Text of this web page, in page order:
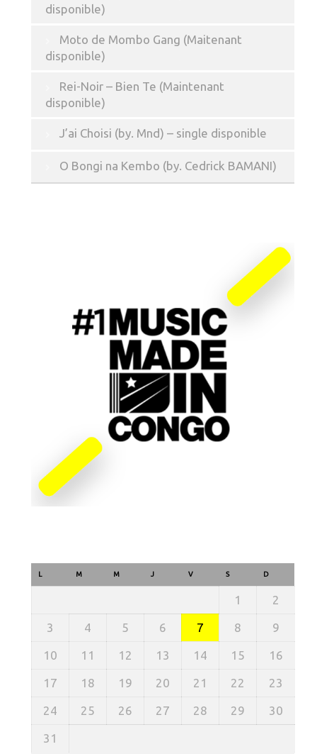
disponible)
Moto de Mombo Gang (Maitenant
disponible)
Rei-Noir – Bien Te (Maintenant
disponible)
J’ai Choisi (by. Mnd) – single disponible
O Bongi na Kembo (by. Cedrick BAMANI)
L M M J V S D
1 2
3 4 5 6 7 8 9
10 11 12 13 14 15 16
17 18 19 20 21 22 23
24 25 26 27 28 29 30
31